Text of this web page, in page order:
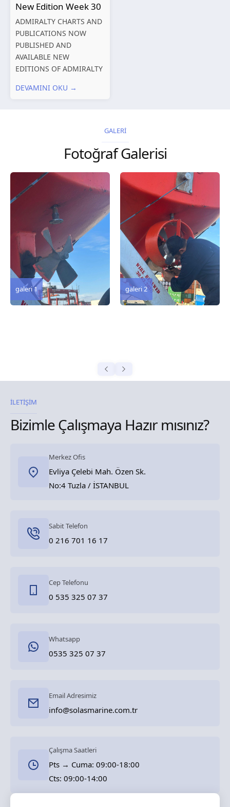
New Edition Week 30
ADMIRALTY CHARTS AND
PUBLICATIONS NOW
PUBLISHED AND
AVAILABLE NEW
EDITIONS OF ADMIRALTY
PUBLICATIONS New
remarks 67 Gulf of...
DEVAMINI OKU →
GALERİ
Fotoğraf Galerisi
galeri 2
galeri 3
İLETİŞİM
Bizimle Çalışmaya Hazır mısınız?
Merkez Ofis
Evliya Çelebi Mah. Özen Sk.
No:4 Tuzla / İSTANBUL
Sabit Telefon
0 216 701 16 17
Cep Telefonu
0 535 325 07 37
Whatsapp
0535 325 07 37
Email Adresimiz
info@solasmarine.com.tr
Çalışma Saatleri
Pts → Cuma: 09:00-18:00
Cts: 09:00-14:00